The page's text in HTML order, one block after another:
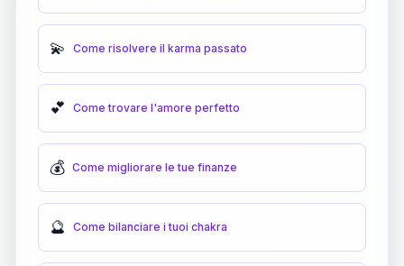
💫 Come risolvere il karma passato
💕 Come trovare l'amore perfetto
💰 Come migliorare le tue finanze
🔮 Come bilanciare i tuoi chakra